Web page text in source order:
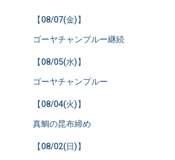
【08/07(金)】
ゴーヤチャンプルー継続
【08/05(水)】
ゴーヤチャンプルー
【08/04(火)】
真鯛の昆布締め
【08/02(日)】